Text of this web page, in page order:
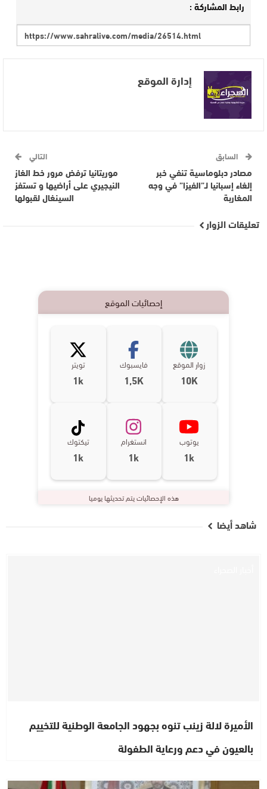
رابط المشاركة :
إدارة الموقع
السابق
مصادر دبلوماسية تنفي خبر
إلغاء إسبانيا لـ”الفيزا” في وجه
المغاربة
التالي
موريتانيا ترفض مرور خط الغاز
النيجيري على أراضيها و تستفز
السينغال لقبولها
تعليقات الزوار
إحصائيات الموقع
زوار الموقع
10K
فايسبوك
1,5K
تويتر
1k
يوتوب
1k
انستغرام
1k
تيكتوك
1k
هذه الإحصائيات يتم تحديثها يوميا
شاهد أيضا
الأميرة لالة زينب تنوه بجهود الجامعة الوطنية للتخييم
بالعيون في دعم ورعاية الطفولة